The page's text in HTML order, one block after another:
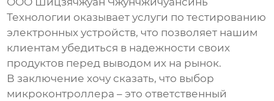
Технологии оказывает услуги по тестированию
электронных устройств, что позволяет нашим
клиентам убедиться в надежности своих
продуктов перед выводом их на рынок.
В заключение хочу сказать, что выбор
микроконтроллера – это ответственный